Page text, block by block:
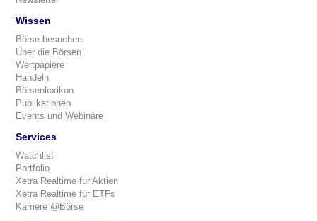
Wissen
Börse besuchen
Über die Börsen
Wertpapiere
Handeln
Börsenlexikon
Publikationen
Events und Webinare
Services
Watchlist
Portfolio
Xetra Realtime für Aktien
Xetra Realtime für ETFs
Karriere @Börse